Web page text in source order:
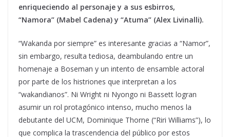
enriqueciendo al personaje y a sus esbirros,
“Namora” (Mabel Cadena) y “Atuma” (Alex Livinalli).
“Wakanda por siempre” es interesante gracias a “Namor”,
sin embargo, resulta tediosa, deambulando entre un
homenaje a Boseman y un intento de ensamble actoral
por parte de los histriones que interpretan a los
“wakandianos”. Ni Wright ni Nyongo ni Bassett logran
asumir un rol protagónico intenso, mucho menos la
debutante del UCM, Dominique Thorne (“Riri Williams”), lo
que complica la trascendencia del público por estos